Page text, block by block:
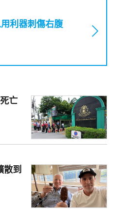
用利器刺傷右腹
亡
散到